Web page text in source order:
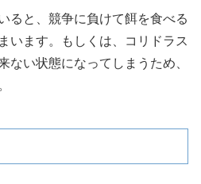
ると、競争に負けて餌を食べる
います。もしくは、コリドラス
ない状態になってしまうため、